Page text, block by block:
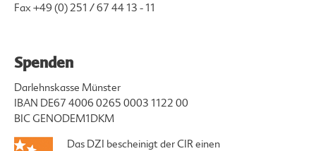
Fax +49 (0) 251 / 67 44 13 - 11
Spenden
Darlehnskasse Münster
IBAN DE67 4006 0265 0003 1122 00
BIC GENODEM1DKM
Das DZI bescheinigt der CIR einen